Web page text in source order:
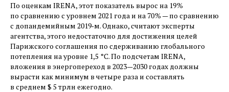
По оценкам IRENA, этот показатель вырос на 19 %
по сравнению с уровнем 2021 года и на 70 % — ​по сравнению
с допандемийным 2019‑м. Однако, считают эксперты
агентства, этого недостаточно для достижения целей
Парижского соглашения по сдерживанию глобального
потепления на уровне 1,5 °C. По подсчетам IRENA,
вложения в энергопереход в 2023—2030 годах должны
вырасти как минимум в четыре раза и составлять
в среднем $ 5 трлн ежегодно.